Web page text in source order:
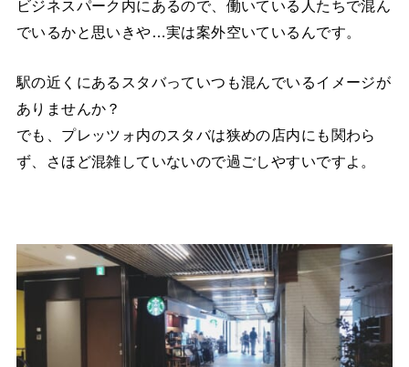
ビジネスパーク内にあるので、働いている人たちで混ん
でいるかと思いきや…実は案外空いているんです。
駅の近くにあるスタバっていつも混んでいるイメージが
ありませんか？
でも、プレッツォ内のスタバは狭めの店内にも関わら
ず、さほど混雑していないので過ごしやすいですよ。